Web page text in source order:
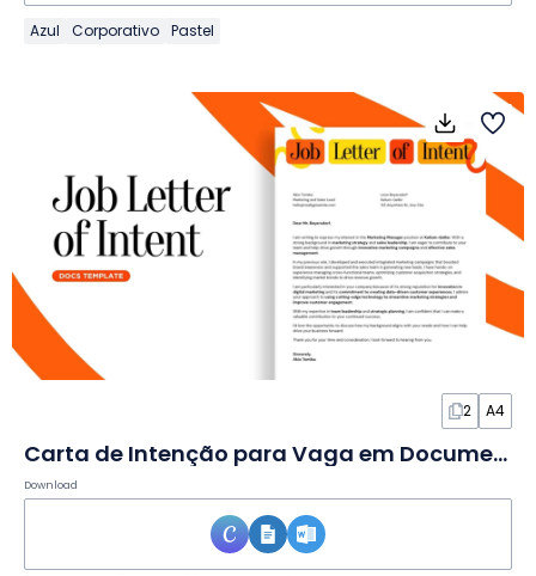
Azul Corporativo Pastel
2 A4
Carta de Intenção para Vaga em Documento
Download